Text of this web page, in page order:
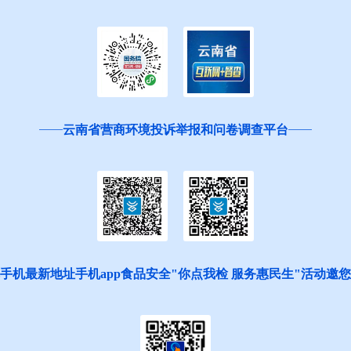
云南省营商环境投诉举报和问卷调查平台
机最新地址手机app食品安全"你点我检 服务惠民生"活动邀